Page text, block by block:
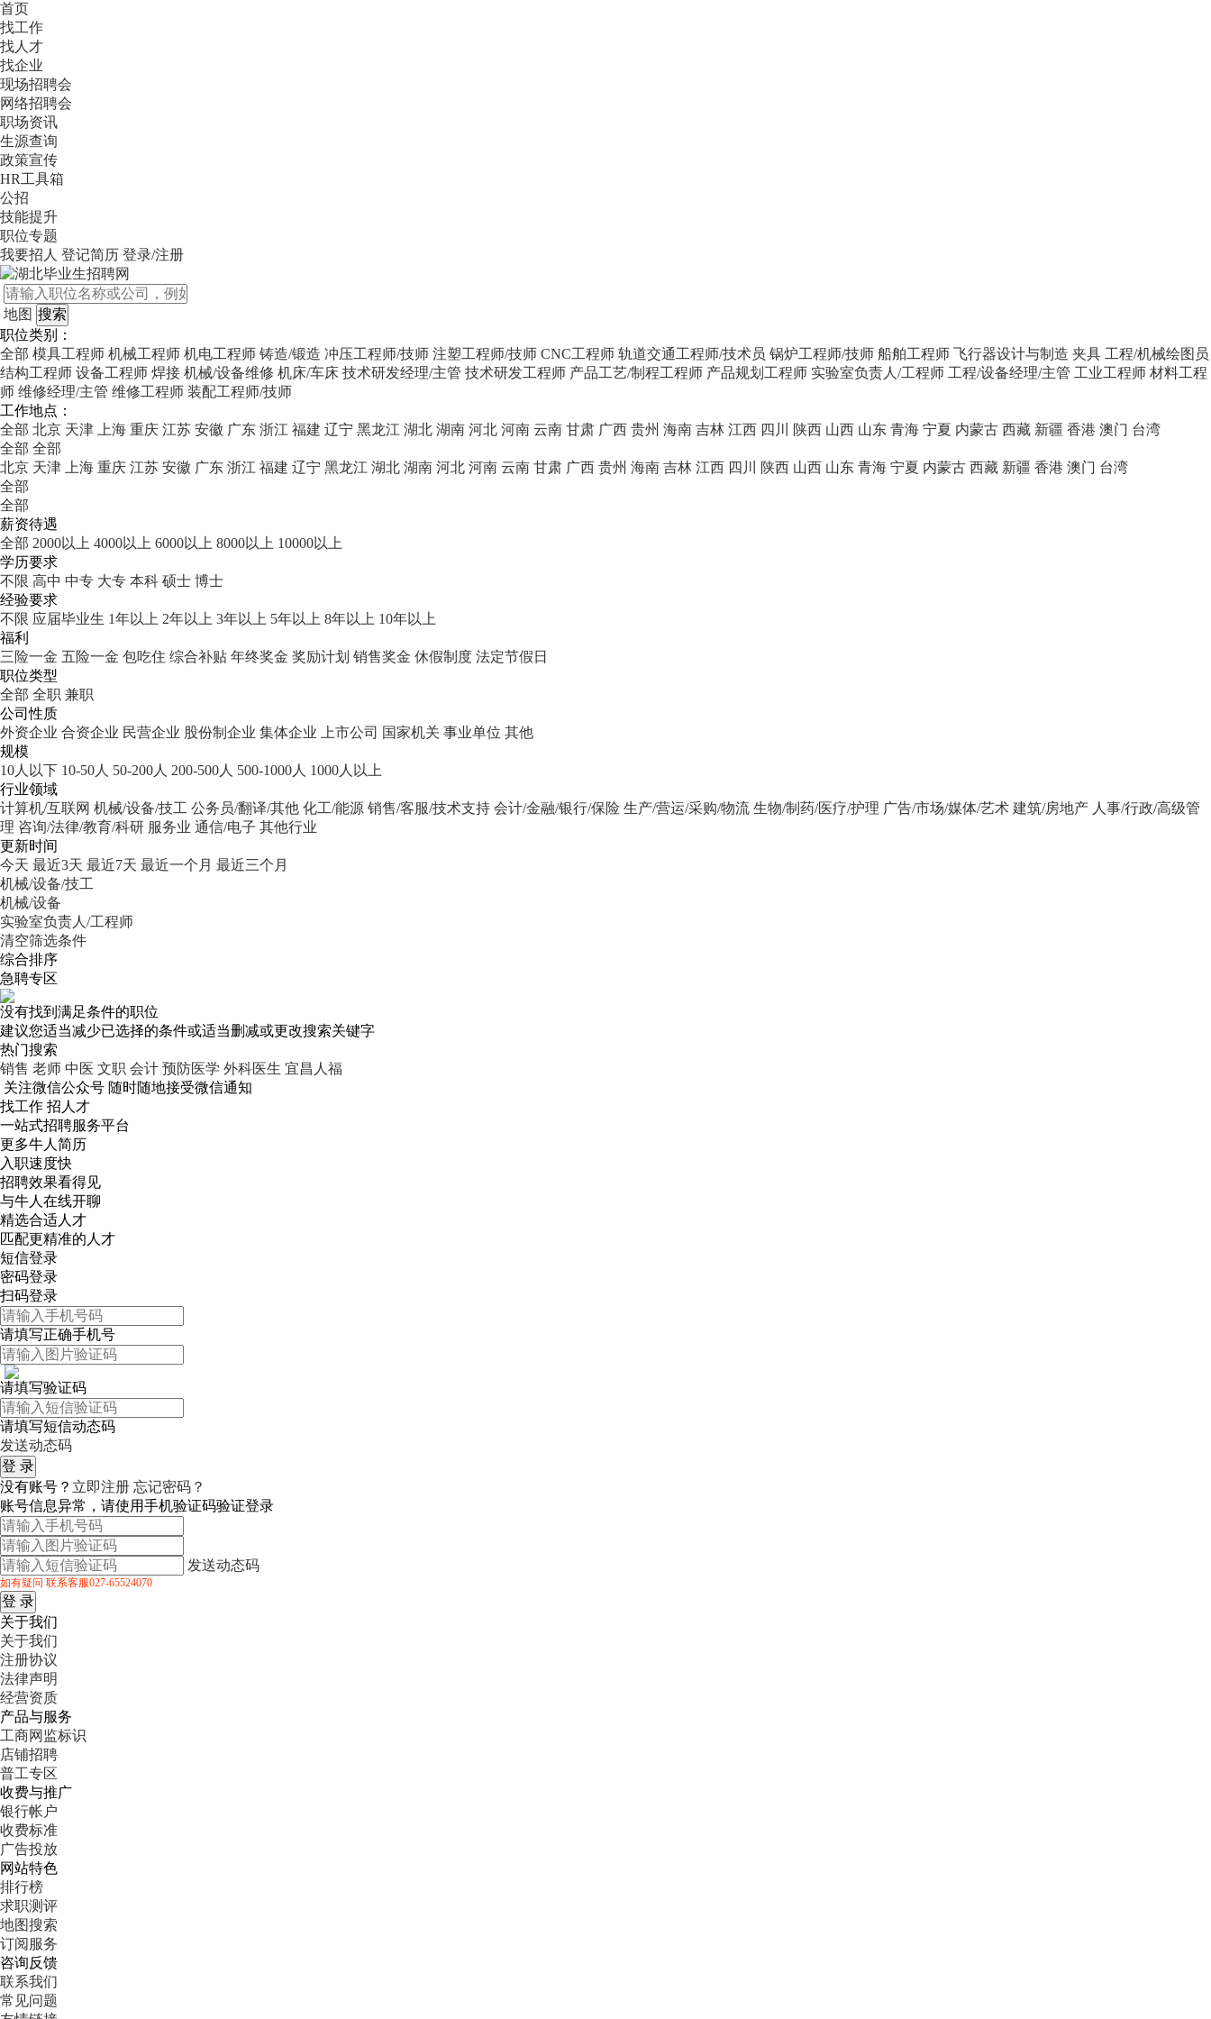
首页
找工作
找人才
找企业
现场招聘会
网络招聘会
职场资讯
生源查询
政策宣传
HR工具箱
公招
技能提升
职位专题
我要招人 登记简历 登录/注册
地图
职位类别：
全部 模具工程师 机械工程师 机电工程师 铸造/锻造 冲压工程师/技师 注塑工程师/技师 CNC工程师 轨道交通工程师/技术员 锅炉工程师/技师 船舶工程师 飞行器设计与制造 夹具 工程/机械绘图员
结构工程师 设备工程师 焊接 机械/设备维修 机床/车床 技术研发经理/主管 技术研发工程师 产品工艺/制程工程师 产品规划工程师 实验室负责人/工程师 工程/设备经理/主管 工业工程师 材料工程
师 维修经理/主管 维修工程师 装配工程师/技师
工作地点：
全部 北京 天津 上海 重庆 江苏 安徽 广东 浙江 福建 辽宁 黑龙江 湖北 湖南 河北 河南 云南 甘肃 广西 贵州 海南 吉林 江西 四川 陕西 山西 山东 青海 宁夏 内蒙古 西藏 新疆 香港 澳门 台湾
全部 全部
北京 天津 上海 重庆 江苏 安徽 广东 浙江 福建 辽宁 黑龙江 湖北 湖南 河北 河南 云南 甘肃 广西 贵州 海南 吉林 江西 四川 陕西 山西 山东 青海 宁夏 内蒙古 西藏 新疆 香港 澳门 台湾
全部
全部
薪资待遇
全部 2000以上 4000以上 6000以上 8000以上 10000以上
学历要求
不限 高中 中专 大专 本科 硕士 博士
经验要求
不限 应届毕业生 1年以上 2年以上 3年以上 5年以上 8年以上 10年以上
福利
三险一金 五险一金 包吃住 综合补贴 年终奖金 奖励计划 销售奖金 休假制度 法定节假日
职位类型
全部 全职 兼职
公司性质
外资企业 合资企业 民营企业 股份制企业 集体企业 上市公司 国家机关 事业单位 其他
规模
10人以下 10-50人 50-200人 200-500人 500-1000人 1000人以上
行业领域
计算机/互联网 机械/设备/技工 公务员/翻译/其他 化工/能源 销售/客服/技术支持 会计/金融/银行/保险 生产/营运/采购/物流 生物/制药/医疗/护理 广告/市场/媒体/艺术 建筑/房地产 人事/行政/高级管
理 咨询/法律/教育/科研 服务业 通信/电子 其他行业
更新时间
今天 最近3天 最近7天 最近一个月 最近三个月
机械/设备/技工
机械/设备
实验室负责人/工程师
清空筛选条件
综合排序
急聘专区
没有找到满足条件的职位
建议您适当减少已选择的条件或适当删减或更改搜索关键字
热门搜索
销售 老师 中医 文职 会计 预防医学 外科医生 宜昌人福
关注微信公众号 随时随地接受微信通知
找工作 招人才
一站式招聘服务平台
更多牛人简历
入职速度快
招聘效果看得见
与牛人在线开聊
精选合适人才
匹配更精准的人才
短信登录
密码登录
扫码登录
请填写正确手机号
请填写验证码
请填写短信动态码
发送动态码
没有账号？ 立即注册 忘记密码？
账号信息异常，请使用手机验证码验证登录
发送动态码
如有疑问 联系客服027-65524070
关于我们
关于我们
注册协议
法律声明
经营资质
产品与服务
工商网监标识
店铺招聘
普工专区
收费与推广
银行帐户
收费标准
广告投放
网站特色
排行榜
求职测评
地图搜索
订阅服务
咨询反馈
联系我们
常见问题